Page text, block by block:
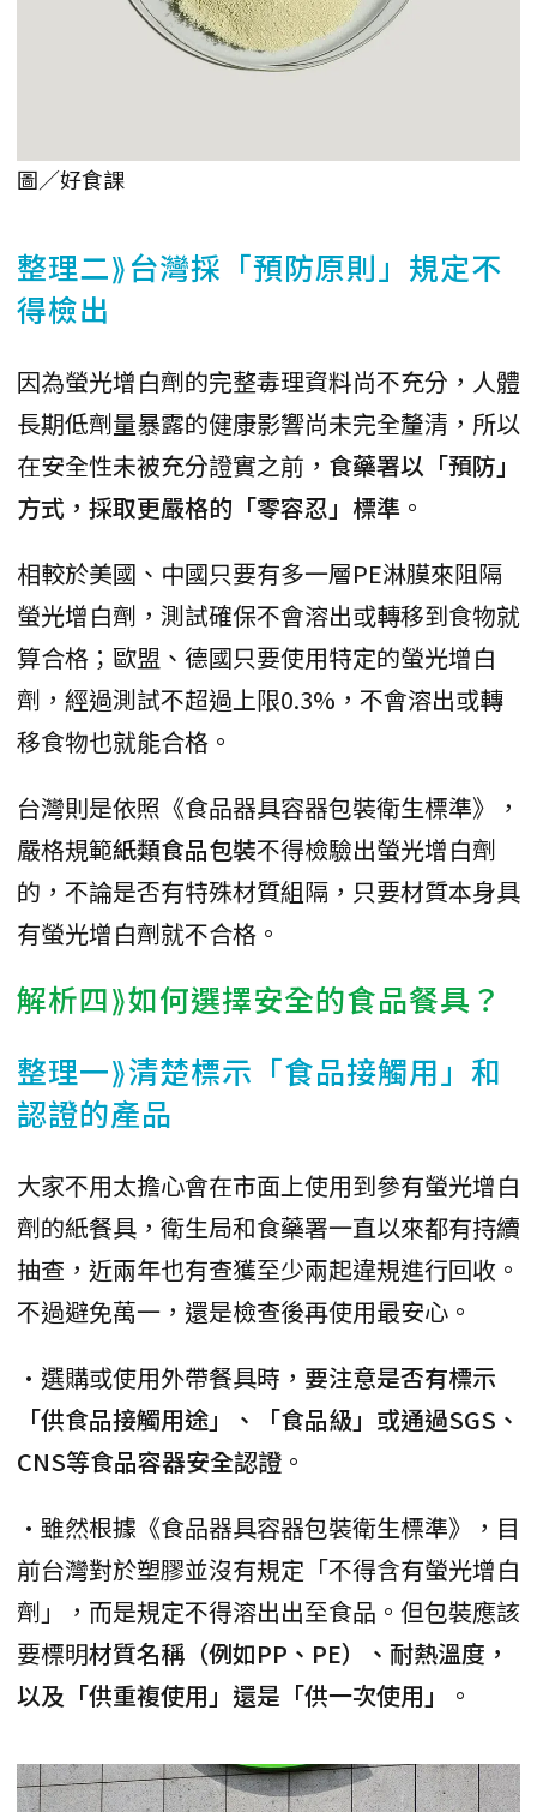
圖／好食課
整理二⟫台灣採「預防原則」規定不
得檢出
因為螢光增白劑的完整毒理資料尚不充分，人體
長期低劑量暴露的健康影響尚未完全釐清，所以
在安全性未被充分證實之前， 食藥署以「預防」
方式，採取更嚴格的「零容忍」標準 。
相較於美國、中國只要有多一層PE淋膜來阻隔
螢光增白劑，測試確保不會溶出或轉移到食物就
算合格；歐盟、德國只要使用特定的螢光增白
劑，經過測試不超過上限0.3%，不會溶出或轉
移食物也就能合格。
台灣則是依照《食品器具容器包裝衛生標準》，
嚴格規範紙類食品包裝不得檢驗出螢光增白劑
的，不論是否有特殊材質組隔，只要材質本身具
有螢光增白劑就不合格。
解析四⟫如何選擇安全的食品餐具？
整理一⟫清楚標示「食品接觸用」和
認證的產品
大家不用太擔心會在市面上使用到參有螢光增白
劑的紙餐具，衛生局和食藥署一直以來都有持續
抽查，近兩年也有查獲至少兩起違規進行回收。
不過避免萬一，還是檢查後再使用最安心。
•選購或使用外帶餐具時， 要注意是否有標示
「供食品接觸用途」、「食品級」或通過SGS、
CNS等食品容器安全認證 。
•雖然根據《食品器具容器包裝衛生標準》，目
前台灣對於塑膠並沒有規定「不得含有螢光增白
劑」，而是規定不得溶出出至食品。但包裝應該
要標明材質名稱（例如PP、PE）、耐熱溫度，
以及「供重複使用」還是「供一次使用」
。